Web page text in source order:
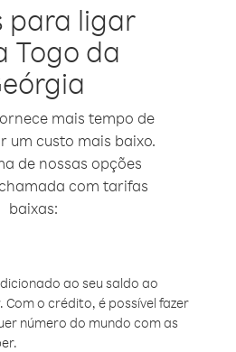
para ligar
Togo da
mais tempo de
um custo mais baixo.
de nossas opções
com tarifas
baixas:
ao seu saldo ao
o crédito, é possível fazer
número do mundo com as